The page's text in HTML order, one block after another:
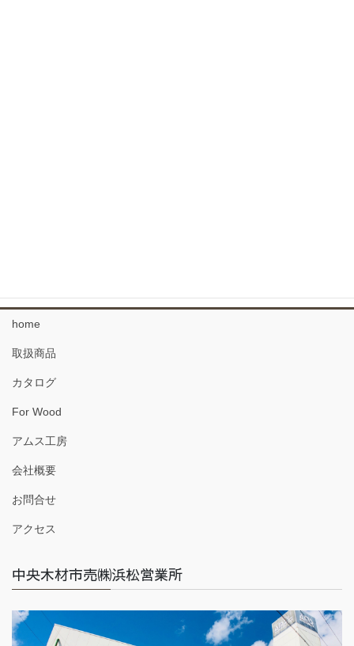
home
取扱商品
カタログ
For Wood
アムス工房
会社概要
お問合せ
アクセス
中央木材市売㈱浜松営業所